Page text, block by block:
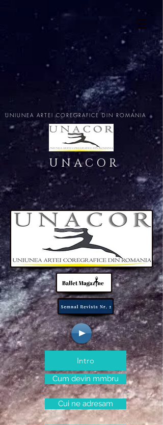
UNIUNEA ARTEI COREGRAFICE DIN ROMANIA
U N A C O R
Intro
Cum devin mmbru
Cui ne adresam